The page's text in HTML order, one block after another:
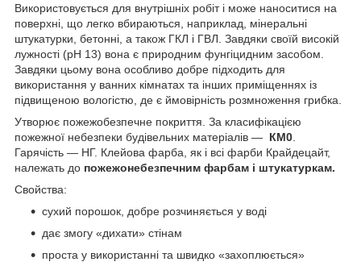
Використовується для внутрішніх робіт і може наноситися на
поверхні, що легко вбираються, наприклад, мінеральні
штукатурки, бетонні, а також ГКЛ і ГВЛ. Завдяки своїй високій
лужності (pH 13) вона є природним фунгіцидним засобом.
Завдяки цьому вона особливо добре підходить для
використання у ванних кімнатах та інших приміщеннях із
підвищеною вологістю, де є ймовірність розмноження грибка.
Утворює пожежобезпечне покриття. За класифікацією
пожежної небезпеки будівельних матеріалів — КМ0
Гарячість — НГ. Клейова фарба, як і всі фарби Крайдецайт,
належать до пожежонебезпечним фарбам і штукатуркам.
Свойства:
сухий порошок, добре розчиняється у воді
дає змогу «дихати» стінам
проста у використанні та швидко «захоплюється»